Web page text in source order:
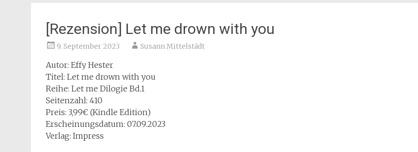
[Rezension] Let me drown with you
9. September 2023 Susann Mittelstädt
Autor: Effy Hester
Titel: Let me drown with you
Reihe: Let me Dilogie Bd.1
Seitenzahl: 410
Preis: 3,99€ (Kindle Edition)
Erscheinungsdatum: 07.09.2023
Verlag: Impress